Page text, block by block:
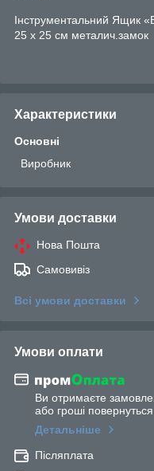
Інструментальний Ящик
25 x 25 см металич.замок
Характеристики
Основні
Виробник
Умови доставки
Нова Пошта
Самовивіз
Всі умови доставки
Умови оплати
Ви отримаєте
або гроші
Детальніше
Післяплата